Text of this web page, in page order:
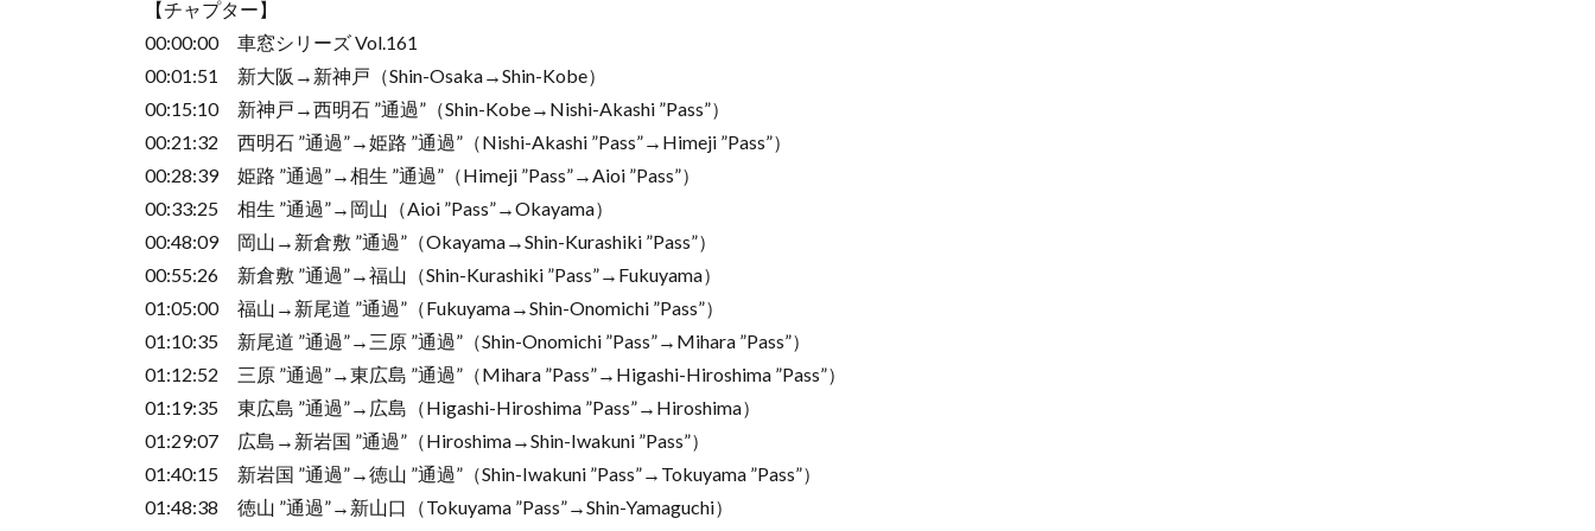
【チャプター】
00:00:00 車窓シリーズ Vol.161
00:01:51 新大阪→新神戸（Shin-Osaka→Shin-Kobe）
00:15:10 新神戸→西明石 ”通過”（Shin-Kobe→Nishi-Akashi ”Pass”）
00:21:32 西明石 ”通過”→姫路 ”通過”（Nishi-Akashi ”Pass”→Himeji ”Pass”）
00:28:39 姫路 ”通過”→相生 ”通過”（Himeji ”Pass”→Aioi ”Pass”）
00:33:25 相生 ”通過”→岡山（Aioi ”Pass”→Okayama）
00:48:09 岡山→新倉敷 ”通過”（Okayama→Shin-Kurashiki ”Pass”）
00:55:26 新倉敷 ”通過”→福山（Shin-Kurashiki ”Pass”→Fukuyama）
01:05:00 福山→新尾道 ”通過”（Fukuyama→Shin-Onomichi ”Pass”）
01:10:35 新尾道 ”通過”→三原 ”通過”（Shin-Onomichi ”Pass”→Mihara ”Pass”）
01:12:52 三原 ”通過”→東広島 ”通過”（Mihara ”Pass”→Higashi-Hiroshima ”Pass”）
01:19:35 東広島 ”通過”→広島（Higashi-Hiroshima ”Pass”→Hiroshima）
01:29:07 広島→新岩国 ”通過”（Hiroshima→Shin-Iwakuni ”Pass”）
01:40:15 新岩国 ”通過”→徳山 ”通過”（Shin-Iwakuni ”Pass”→Tokuyama ”Pass”）
01:48:38 徳山 ”通過”→新山口（Tokuyama ”Pass”→Shin-Yamaguchi）